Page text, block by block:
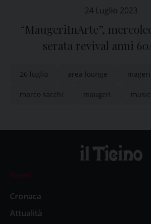
24 Luglio 2023
“MaugeriInArte”,
serata revival anni
26 luglio area lounge
marco sacchi maugeri
News
Cronaca
Attualità